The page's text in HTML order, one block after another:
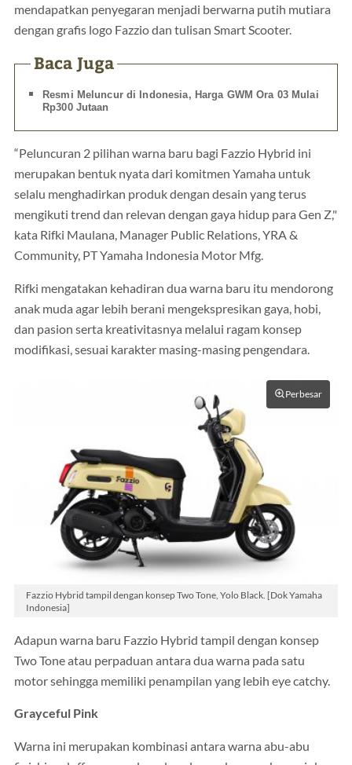
mendapatkan penyegaran menjadi berwarna putih mutiara
dengan grafis logo Fazzio dan tulisan Smart Scooter.
Baca Juga
Resmi Meluncur di Indonesia, Harga GWM Ora 03 Mulai
Rp300 Jutaan
“Peluncuran 2 pilihan warna baru bagi Fazzio Hybrid ini
merupakan bentuk nyata dari komitmen Yamaha untuk
selalu menghadirkan produk dengan desain yang terus
mengikuti trend dan relevan dengan gaya hidup para Gen Z,"
kata Rifki Maulana, Manager Public Relations, YRA &
Community, PT Yamaha Indonesia Motor Mfg.
Rifki mengatakan kehadiran dua warna baru itu mendorong
anak muda agar lebih berani mengekspresikan gaya, hobi,
dan pasion serta kreativitasnya melalui ragam konsep
modifikasi, sesuai karakter masing-masing pengendara.
Perbesar
Fazzio Hybrid tampil dengan konsep Two Tone, Yolo Black. [Dok Yamaha
Indonesia]
Adapun warna baru Fazzio Hybrid tampil dengan konsep
Two Tone atau perpaduan antara dua warna pada satu
motor sehingga memiliki penampilan yang lebih eye catchy.
Grayceful Pink
Warna ini merupakan kombinasi antara warna abu-abu